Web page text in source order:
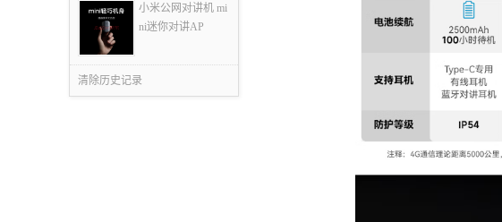
小米公网对讲机 mi
ni迷你对讲AP
清除历史记录